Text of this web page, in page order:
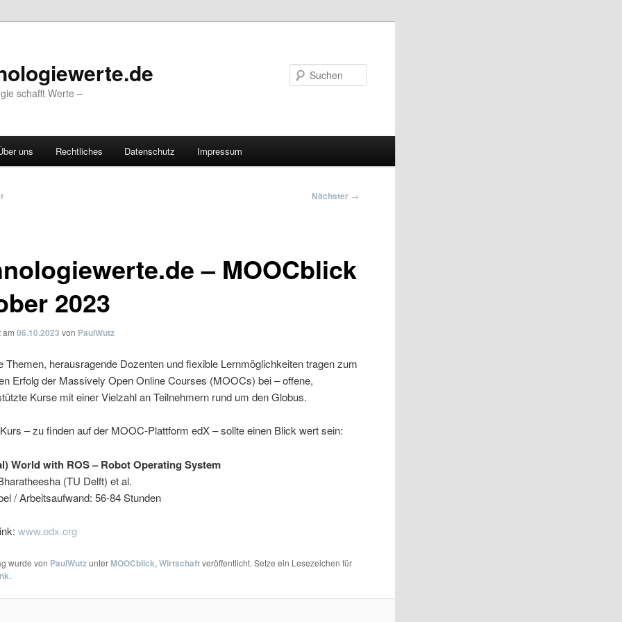
schafft Werte –
uns Rechtliches Datenschutz Impressum
Nächster →
– MOOCblick
2023
am06.10.2023 von PaulWutz
Themen, herausragende Dozenten und flexible Lernmöglichkeiten tragen zum
Erfolg der Massively Open Online Courses (MOOCs) bei – offene,
Kurse mit einer Vielzahl an Teilnehmern rund um den Globus.
– zu finden auf der MOOC-Plattform edX – sollte einen Blick wert sein:
World with ROS – Robot Operating System
(TU Delft) et al.
/ Arbeitsaufwand: 56-84 Stunden
www.edx.org
wurde von PaulWutzunter MOOCblick,Wirtschaftveröffentlicht. Setze ein Lesezeichen für
.